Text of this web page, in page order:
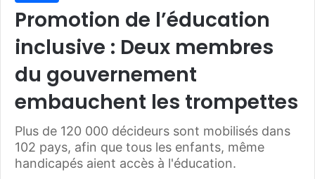
Promotion de l’éducation
inclusive : Deux membres
du gouvernement
embauchent les trompettes
Plus de 120 000 décideurs sont mobilisés dans
102 pays, afin que tous les enfants, même
handicapés aient accès à l'éducation.